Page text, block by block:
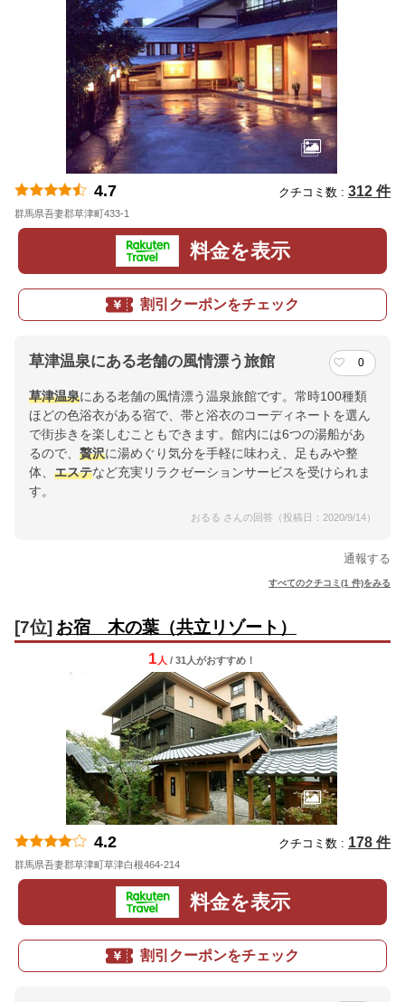
4.7 クチコミ数 : 312 件
群馬県吾妻郡草津町433-1
料金を表示
割引クーポンをチェック
草津温泉にある老舗の風情漂う旅館 0
草津温泉にある老舗の風情漂う温泉旅館です。常時100種類
ほどの色浴衣がある宿で、帯と浴衣のコーディネートを選ん
で街歩きを楽しむこともできます。館内には6つの湯船があ
るので、 贅沢に湯めぐり気分を手軽に味わえ、足もみや整
体、 エステなど充実リラクゼーションサービスを受けられま
す。
おるる さんの回答（投稿日：2020/9/14）
通報する
すべてのクチコミ(1 件)をみる
[7位] お宿 木の葉（共立リゾート）
1 人 / 31人がおすすめ！
4.2 クチコミ数 : 178 件
群馬県吾妻郡草津町草津白根464-214
料金を表示
割引クーポンをチェック